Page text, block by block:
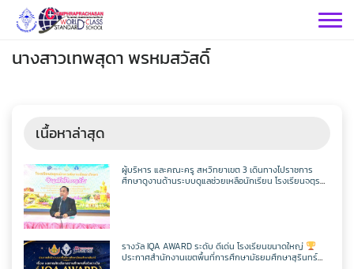
Skip
กลุ่มบริหารวิชาการ
เฟสบุคกลุ่มงานฯ
กลุ่มบริหารทั่วไป
กลุ่มสาระฯ
วิทยาศาสตร์
นางสาวเทพสุดา พรหมสวัสดิ์
เนื้อหาล่าสุด
ผู้บริหาร และคณะครู สหวิทยาเขต 3 เดินทางไปราชการ
ศึกษาดูงานด้านระบบดูแลช่วยเหลือนักเรียน โรงเรียนจตุร
รางวัล IQA AWARD ระดับ ดีเด่น โรงเรียนขนาดใหญ่
ประกาศสำนักงานเขตพื้นที่การศึกษามัธยมศึกษาสุรินทร์